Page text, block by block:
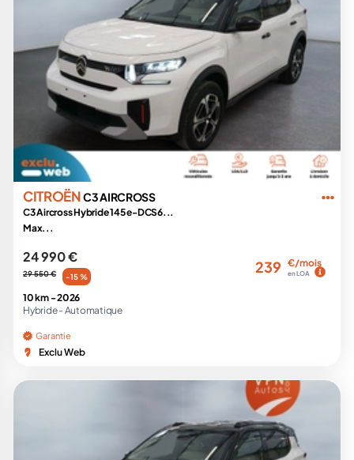
CITROËNC3 AIRCROSS
C3 Aircross Hybride 145 e-DCS6...
Max...
24 990 €
29 550 € -15 %
239 €/mois
en LOA
10 km -2026
Hybride - Automatique
Garantie
Exclu Web